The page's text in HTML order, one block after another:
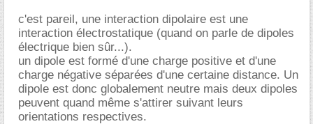
c'est pareil, une interaction dipolaire est une
interaction électrostatique (quand on parle de dipoles
électrique bien sûr...).
un dipole est formé d'une charge positive et d'une
charge négative séparées d'une certaine distance. Un
dipole est donc globalement neutre mais deux dipoles
peuvent quand même s'attirer suivant leurs
orientations respectives.